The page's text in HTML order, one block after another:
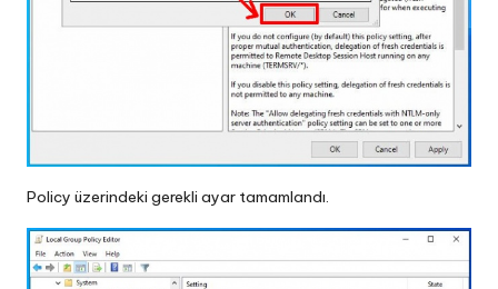
Policy üzerindeki gerekli ayar tamamlandı.